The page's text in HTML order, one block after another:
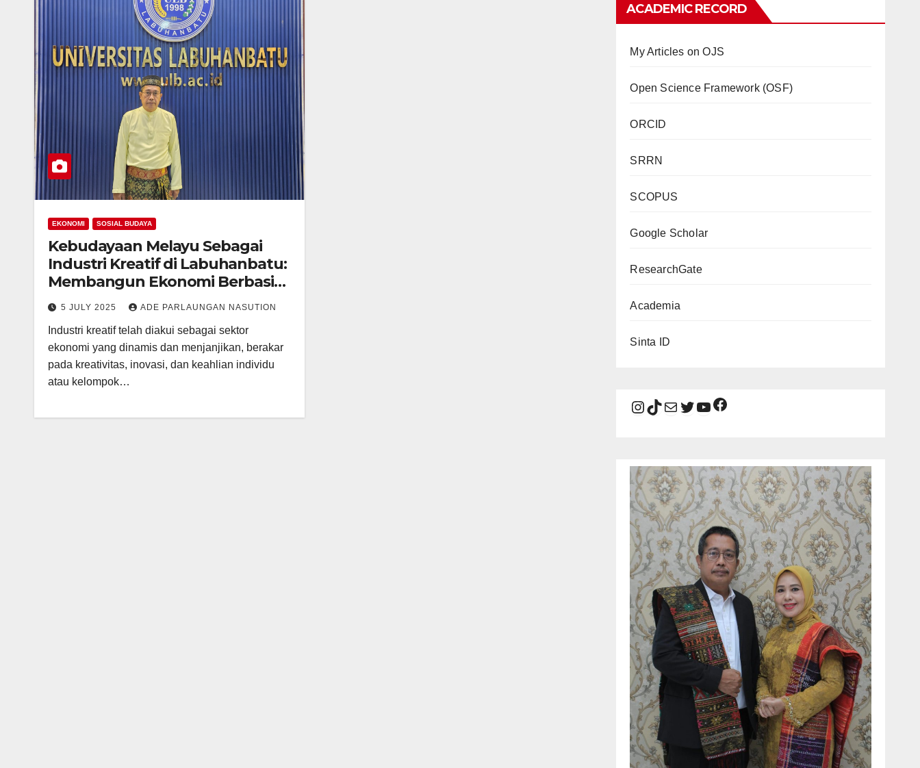
EKONOMI SOSIAL BUDAYA
Kebudayaan Melayu Sebagai
Industri Kreatif di Labuhanbatu:
Membangun Ekonomi Berbasis
Warisan
5 JULY 2025 ADE PARLAUNGAN NASUTION
Industri kreatif telah diakui sebagai sektor
ekonomi yang dinamis dan menjanjikan, berakar
pada kreativitas, inovasi, dan keahlian individu
atau kelompok…
ACADEMIC RECORD
My Articles on OJS
Open Science Framework (OSF)
ORCID
SRRN
SCOPUS
Google Scholar
ResearchGate
Academia
Sinta ID
Instagram
TikTok
MailTwitter
YouTube
Facebook